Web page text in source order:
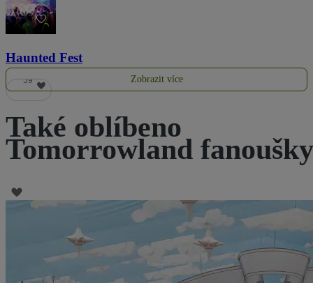
36
Haunted Fest
59 Zobrazit více
Také oblíbeno
Tomorrowland fanoušky